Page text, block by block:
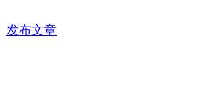
发布文章